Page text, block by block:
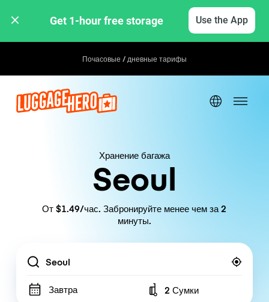
Get 1-hour free storage Use the App
Почасовые / дневные тарифы
Хранение багажа
Seoul
От $1.49/час. Забронируйте менее чем за 2
минуты.
Location
Завтра Number of bags
2 Сумки